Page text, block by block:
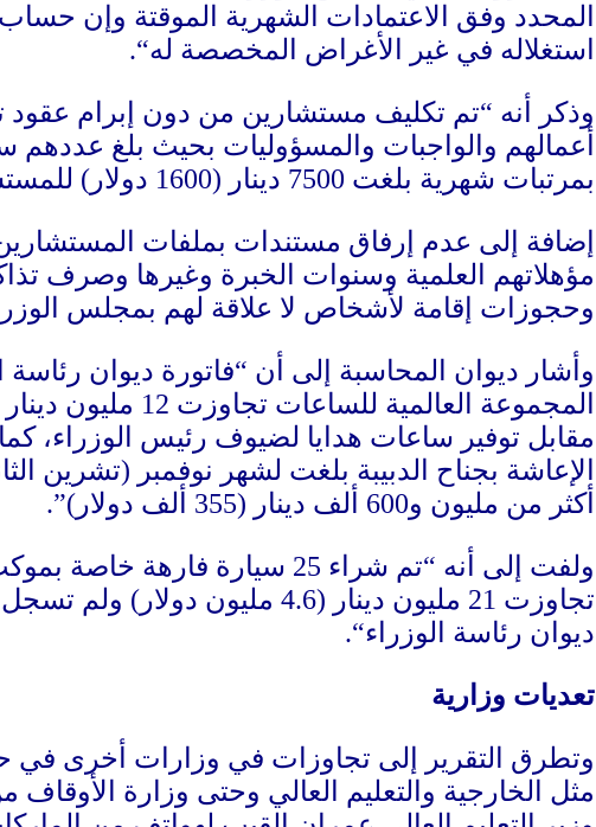
المحدد وفق الاعتمادات الشهرية الموقتة وإن
استغلاله في غير الأغراض المخصصة له“.
وذكر أنه “تم تكليف مستشارين من دون إبرام عقود
أعمالهم والواجبات والمسؤوليات بحيث بلغ
بمرتبات شهرية بلغت 7500 دينار (1600 دولار )
إضافة إلى عدم إرفاق مستندات بملفات
مؤهلاتهم العلمية وسنوات الخبرة وغيرها وصرف
وحجوزات إقامة لأشخاص لا علاقة لهم بمجلس
وأشار ديوان المحاسبة إلى أن “فاتورة ديوان رئاسة
المجموعة العالمية للساعات تجاوزت 12 مليون دينار
مقابل توفير ساعات هدايا لضيوف رئيس الوزراء،
الإعاشة بجناح الدبيبة بلغت لشهر نوفمبر (تشرين
أكثر من مليون و600 ألف دينار (355 ألف دولار )”.
ولفت إلى أنه “تم شراء 25 سيارة فارهة خاصة
تجاوزت 21 مليون دينار (4.6 مليون دولار ) ولم تسجل
ديوان رئاسة الوزراء“.
تعديات وزارية
وتطرق التقرير إلى تجاوزات في وزارات أخرى في
مثل الخارجية والتعليم العالي وحتى وزارة الأوقاف